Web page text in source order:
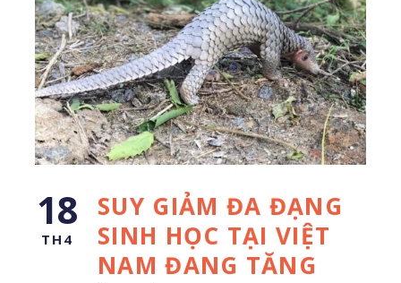
Tiếng Việt
18
TH4
SUY GIẢM ĐA ĐẠNG
SINH HỌC TẠI VIỆT
NAM ĐANG TĂNG